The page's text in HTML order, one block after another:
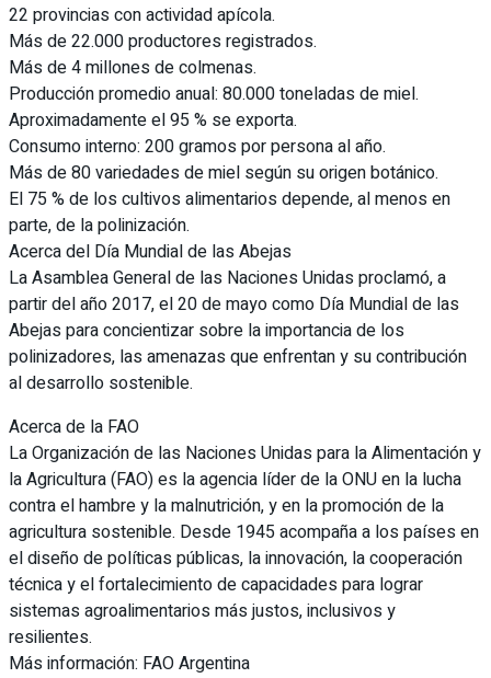
22 provincias con actividad apícola.
Más de 22.000 productores registrados.
Más de 4 millones de colmenas.
Producción promedio anual: 80.000 toneladas de miel.
Aproximadamente el 95 % se exporta.
Consumo interno: 200 gramos por persona al año.
Más de 80 variedades de miel según su origen botánico.
El 75 % de los cultivos alimentarios depende, al menos en
parte, de la polinización.
Acerca del Día Mundial de las Abejas
La Asamblea General de las Naciones Unidas proclamó, a
partir del año 2017, el 20 de mayo como Día Mundial de las
Abejas para concientizar sobre la importancia de los
polinizadores, las amenazas que enfrentan y su contribución
al desarrollo sostenible.
Acerca de la FAO
La Organización de las Naciones Unidas para la Alimentación y
la Agricultura (FAO) es la agencia líder de la ONU en la lucha
contra el hambre y la malnutrición, y en la promoción de la
agricultura sostenible. Desde 1945 acompaña a los países en
el diseño de políticas públicas, la innovación, la cooperación
técnica y el fortalecimiento de capacidades para lograr
sistemas agroalimentarios más justos, inclusivos y
resilientes.
Más información: FAO Argentina